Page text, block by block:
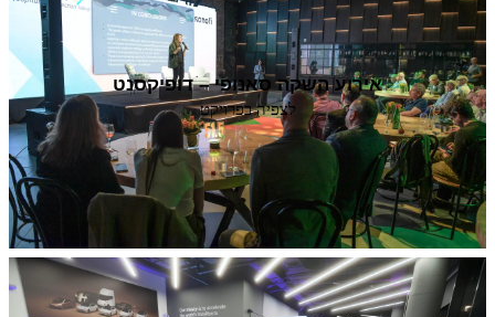
אירוע השקה סאנופי – דופיקסנט
לצפיה בפרויקט